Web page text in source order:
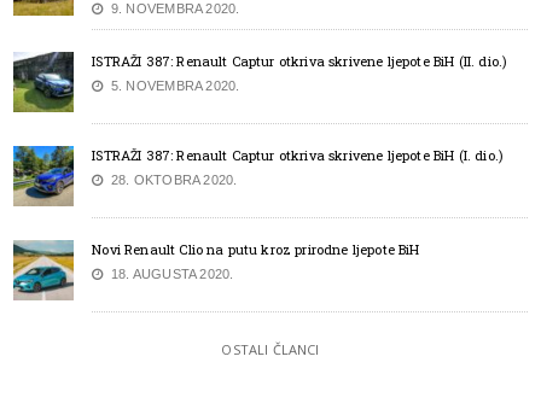
9. NOVEMBRA 2020.
ISTRAŽI 387: Renault Captur otkriva skrivene ljepote BiH (II. dio.)
5. NOVEMBRA 2020.
ISTRAŽI 387: Renault Captur otkriva skrivene ljepote BiH (I. dio.)
28. OKTOBRA 2020.
Novi Renault Clio na putu kroz prirodne ljepote BiH
18. AUGUSTA 2020.
OSTALI ČLANCI